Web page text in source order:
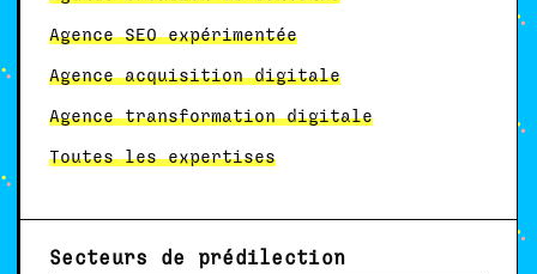
Agence SEO expérimentée
Agence acquisition digitale
Agence transformation digitale
Toutes les expertises
Secteurs de prédilection